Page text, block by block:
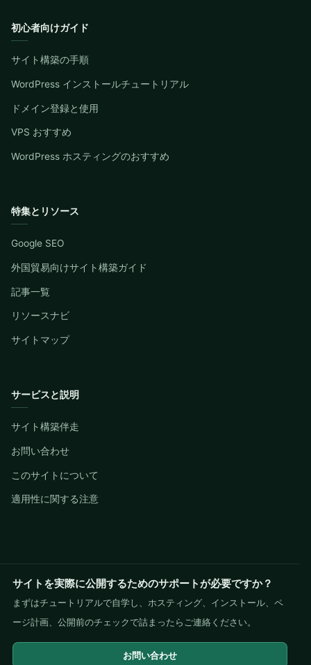
初心者向けガイド
サイト構築の手順
WordPress インストールチュートリアル
ドメイン登録と使用
VPS おすすめ
WordPress ホスティングのおすすめ
特集とリソース
Google SEO
外国貿易向けサイト構築ガイド
記事一覧
リソースナビ
サイトマップ
サービスと説明
サイト構築伴走
お問い合わせ
このサイトについて
適用性に関する注意
サイトを実際に公開するためのサポートが必要ですか？
まずはチュートリアルで自学し、ホスティング、インストール、ペ
ージ計画、公開前のチェックで詰まったらご連絡ください。
お問い合わせ